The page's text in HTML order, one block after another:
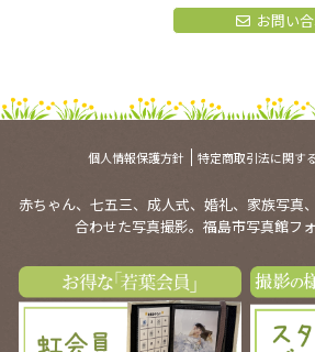
お問い合
個人情報保護方針 特定商取引法に関す
赤ちゃん、七五三、成人式、婚礼、家族写真
合わせた写真撮影。福島市写真館フ